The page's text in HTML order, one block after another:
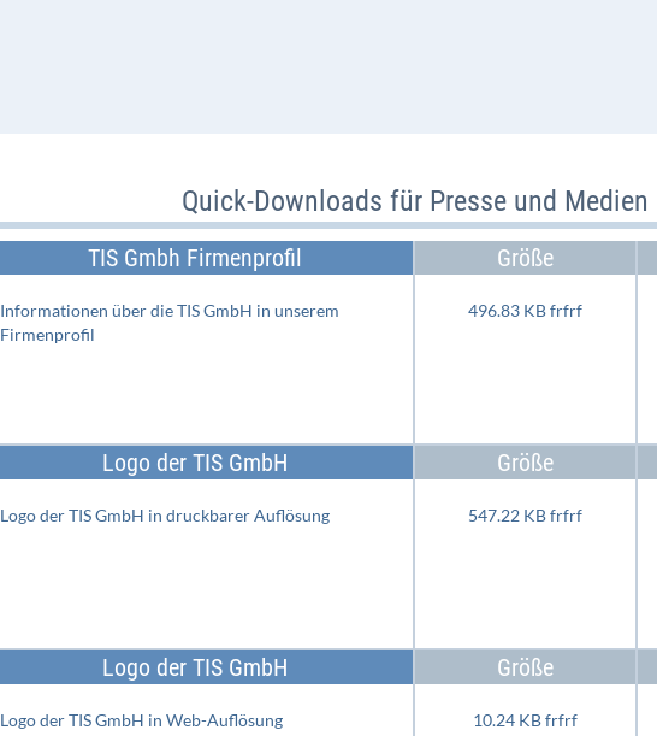
Quick-Downloads für Presse und Medien
TIS Gmbh Firmenprofil
Informationen über die TIS GmbH in unserem
Firmenprofil
Größe
496.83 KB frfrf
Logo der TIS GmbH
Logo der TIS GmbH in druckbarer Auflösung
Größe
547.22 KB frfrf
Logo der TIS GmbH
Logo der TIS GmbH in Web-Auflösung
Größe
10.24 KB frfrf